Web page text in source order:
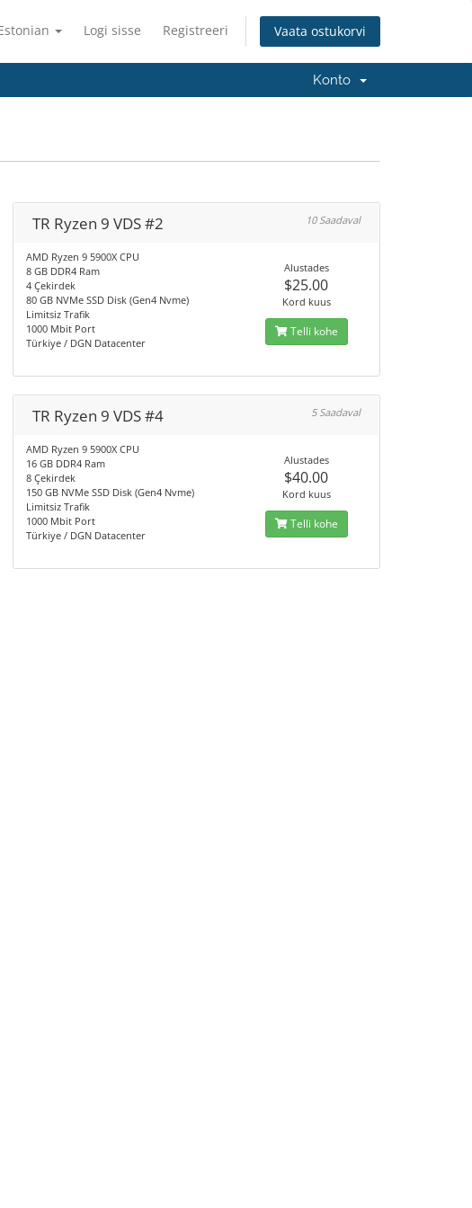
Logi sisse Registreeri Vaata ostukorvi
Konto
TR Ryzen 9 VDS #2 10 Saadaval
AMD Ryzen 9 5900X CPU
8 GB DDR4 Ram
4 Çekirdek
80 GB NVMe SSD Disk (Gen4 Nvme)
Limitsiz Trafik
1000 Mbit Port
Türkiye / DGN Datacenter
Alustades
$25.00
Kord kuus
Telli kohe
TR Ryzen 9 VDS #4 5 Saadaval
AMD Ryzen 9 5900X CPU
16 GB DDR4 Ram
8 Çekirdek
150 GB NVMe SSD Disk (Gen4 Nvme)
Limitsiz Trafik
1000 Mbit Port
Türkiye / DGN Datacenter
Alustades
$40.00
Kord kuus
Telli kohe